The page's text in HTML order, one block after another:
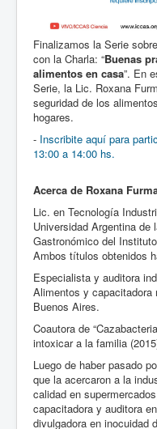
Finalizamos la Serie sobre
con la Charla: “Buenas
alimentos en casa”. En
Serie, la Lic. Roxana
seguridad de los
hogares.
- Inscribite aquí para
13:00 a 14:00 hs.
Acerca de Roxana
Lic. en Tecnología
Universidad Argentina de
Gastronómico del
Ambos títulos obtenidos
Especialista y auditora
Alimentos y
Buenos Aires.
Coautora de
intoxicar a la familia
Luego de haber pasado
que la acercaron a la
calidad en
capacitadora y auditora
divulgadora en inocuidad